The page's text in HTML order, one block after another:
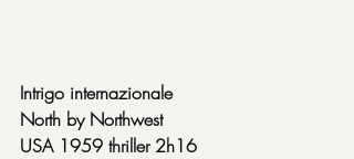
Intrigo internazionale
North by Northwest
USA 1959 thriller 2h16